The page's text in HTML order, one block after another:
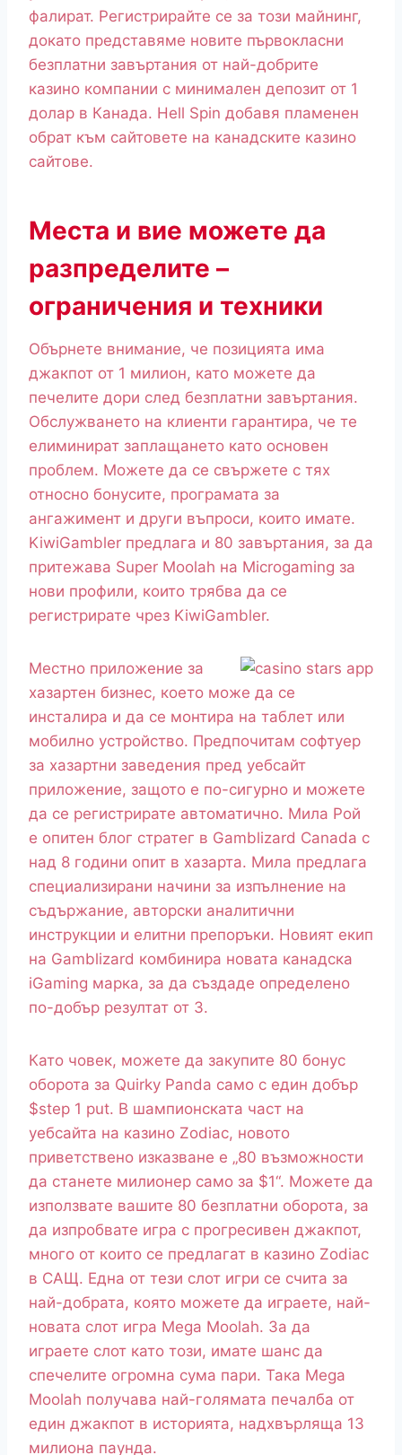
фалират. Регистрирайте се за този майнинг,
докато представяме новите първокласни
безплатни завъртания от най-добрите
казино компании с минимален депозит от 1
долар в Канада. Hell Spin добавя пламенен
обрат към сайтовете на канадските казино
сайтове.
Места и вие можете да
разпределите –
ограничения и техники
Обърнете внимание, че позицията има
джакпот от 1 милион, като можете да
печелите дори след безплатни завъртания.
Обслужването на клиенти гарантира, че те
елиминират заплащането като основен
проблем. Можете да се свържете с тях
относно бонусите, програмата за
ангажимент и други въпроси, които имате.
KiwiGambler предлага и 80 завъртания, за да
притежава Super Moolah на Microgaming за
нови профили, които трябва да се
регистрирате чрез KiwiGambler.
Местно приложение за
хазартен бизнес, което може да се
инсталира и да се монтира на таблет или
мобилно устройство. Предпочитам софтуер
за хазартни заведения пред уебсайт
приложение, защото е по-сигурно и можете
да се регистрирате автоматично. Мила Рой
е опитен блог стратег в Gamblizard Canada с
над 8 години опит в хазарта. Мила предлага
специализирани начини за изпълнение на
съдържание, авторски аналитични
инструкции и елитни препоръки. Новият екип
на Gamblizard комбинира новата канадска
iGaming марка, за да създаде определено
по-добър резултат от 3.
Като човек, можете да закупите 80 бонус
оборота за Quirky Panda само с един добър
$step 1 put. В шампионската част на
уебсайта на казино Zodiac, новото
приветствено изказване е „80 възможности
да станете милионер само за $1“. Можете да
използвате вашите 80 безплатни оборота, за
да изпробвате игра с прогресивен джакпот,
много от които се предлагат в казино Zodiac
в САЩ. Една от тези слот игри се счита за
най-добрата, която можете да играете, най-
новата слот игра Mega Moolah. За да
играете слот като този, имате шанс да
спечелите огромна сума пари. Така Mega
Moolah получава най-голямата печалба от
един джакпот в историята, надхвърляща 13
милиона паунда.